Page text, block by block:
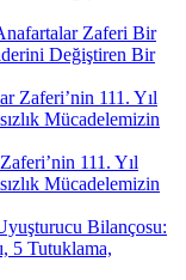
Zaferi Bir
Değiştiren Bir
111. Yıl
Mücadelemizin